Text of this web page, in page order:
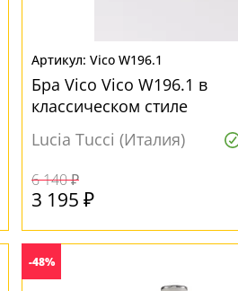
Vico W196.1
Бра Vico Vico W196.1 в
классическом стиле
Lucia Tucci (Италия)
6 140 ₽
3 195 ₽
-48%